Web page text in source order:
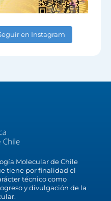
en Instagram
Molecular de Chile
tiene por finalidad el
técnico como
y divulgación de la